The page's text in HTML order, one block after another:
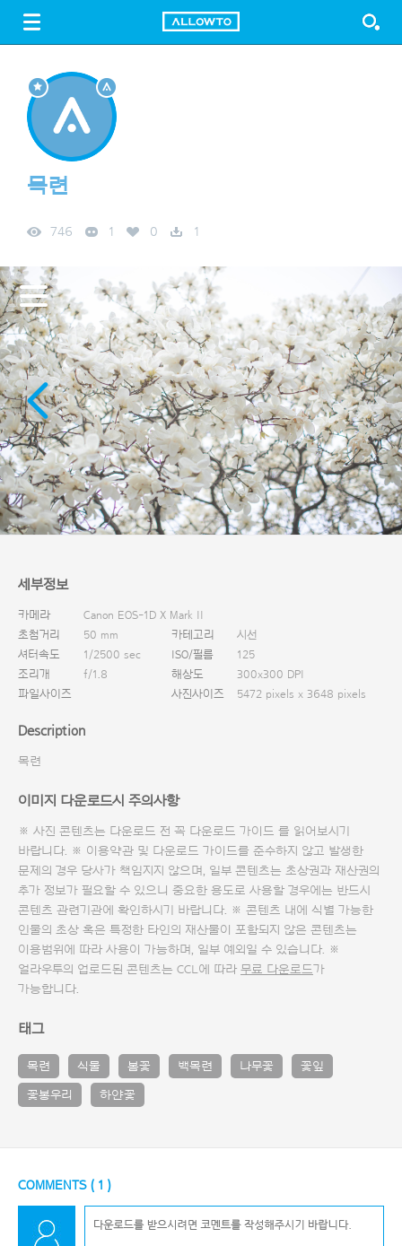
FREE DOWNLOAD
목련
746 1 0 1
세부정보
카메라
Canon EOS-1D X Mark II
초첨거리
50 mm 카테고리
시선
셔터속도
1/2500 sec ISO/필름
125
조리개
f/1.8 해상도
300x300 DPI
파일사이즈
사진사이즈 5472 pixels x 3648 pixels
Description
목련
이미지 다운로드시 주의사항
※ 사진 콘텐츠는 다운로드 전 꼭 다운로드 가이드 를 읽어보시기
바랍니다. ※ 이용약관 및 다운로드 가이드를 준수하지 않고 발생한
문제의 경우 당사가 책임지지 않으며, 일부 콘텐츠는 초상권과 재산권의
추가 정보가 필요할 수 있으니 중요한 용도로 사용할 경우에는 반드시
콘텐츠 관련기관에 확인하시기 바랍니다. ※ 콘텐츠 내에 식별 가능한
인물의 초상 혹은 특정한 타인의 재산물이 포함되지 않은 콘텐츠는
이용범위에 따라 사용이 가능하며, 일부 예외일 수 있습니다. ※
얼라우투의 업로드된 콘텐츠는 CCL에 따라 무료 다운로드가
가능합니다.
태그
목련 식물 봄꽃 백목련 나무꽃 꽃잎
꽃봉우리 하얀꽃
COMMENTS ( 1 )